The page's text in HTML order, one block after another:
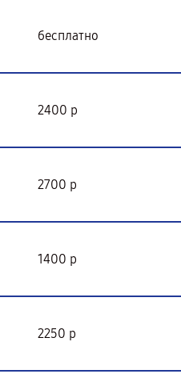
бесплатно
2400 р
2700 р
1400 р
2250 р